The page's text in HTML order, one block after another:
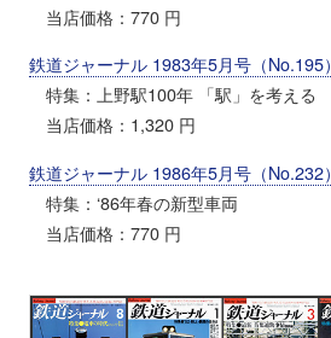
当店価格：770 円
鉄道ジャーナル 1983年5月号（No.195）
特集：上野駅100年 「駅」を考える
当店価格：1,320 円
鉄道ジャーナル 1986年5月号（No.232）
特集：‘86年春の新型車両
当店価格：770 円